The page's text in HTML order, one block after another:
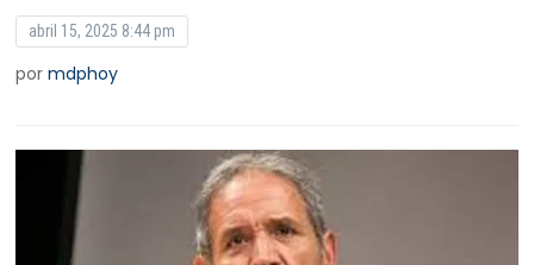
abril 15, 2025 8:44 pm
pormdphoy